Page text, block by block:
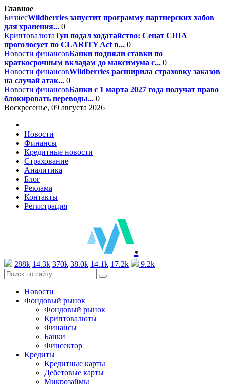
Главное
БизнесWildberries запустит программу партнерских хабов
для хранения... 0
КриптовалютаТун подал ходатайство: Сенат США
проголосует по CLARITY Act в... 0
Новости финансовБанки подняли ставки по
краткосрочным вкладам до максимума с... 0
Новости финансовWildberries расширила страховку заказов
на случай атак... 0
Новости финансовБанки с 1 марта 2027 года получат право
блокировать переводы... 0
Воскресенье, 09 августа 2026
Новости
Финансы
Кредитные новости
Страхование
Аналитика
Блог
Реклама
Контакты
Регистрация
.
288k 14.3k 370k 38.0k 14.1k 17.2k 9.2k
Новости
Фондовый рынок
Фондовый рынок
Криптовалюты
Финансы
Банки
Финсектор
Кредиты
Кредитные карты
Дебетовые карты
Микрозаймы